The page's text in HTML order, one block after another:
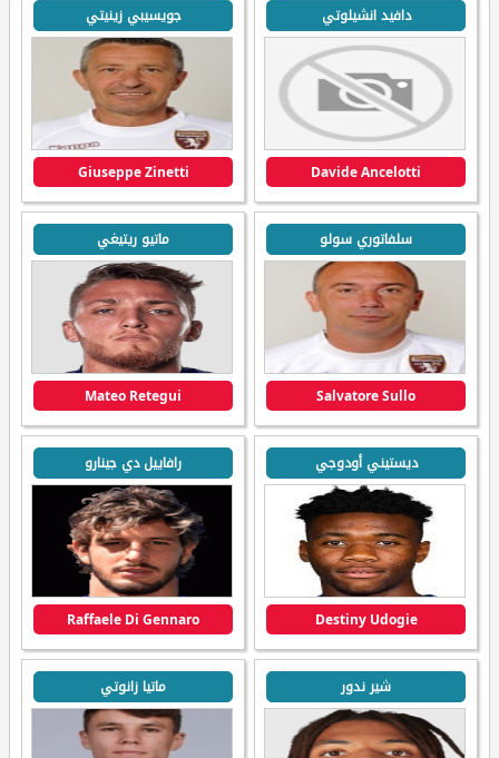
دافيد انشيلوتي
Davide Ancelotti
جويسيبي زينيتي
Giuseppe Zinetti
سلفاتوري سولو
Salvatore Sullo
ماتيو ريتيغي
Mateo Retegui
ديستيني أودوجي
Destiny Udogie
رافاييل دي جينارو
Raffaele Di Gennaro
شير ندور ماتيا زانوتي